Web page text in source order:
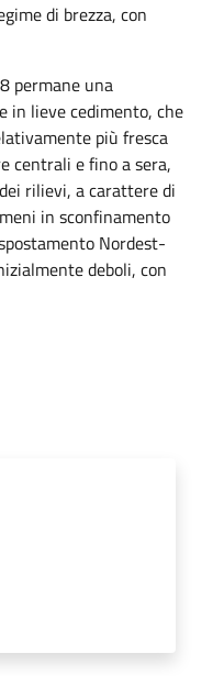
di brezza, con
permane una
in lieve cedimento, che
più fresca
centrali e fino a sera,
rilievi, a carattere di
in sconfinamento
Nordest-
deboli, con